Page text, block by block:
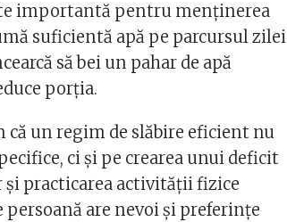
importantă pentru menținerea
suficientă apă pe parcursul zilei
să bei un pahar de apă
porția.
un regim de slăbire eficient nu
ci și pe crearea unui deficit
practicarea activității fizice
persoană are nevoi și preferințe